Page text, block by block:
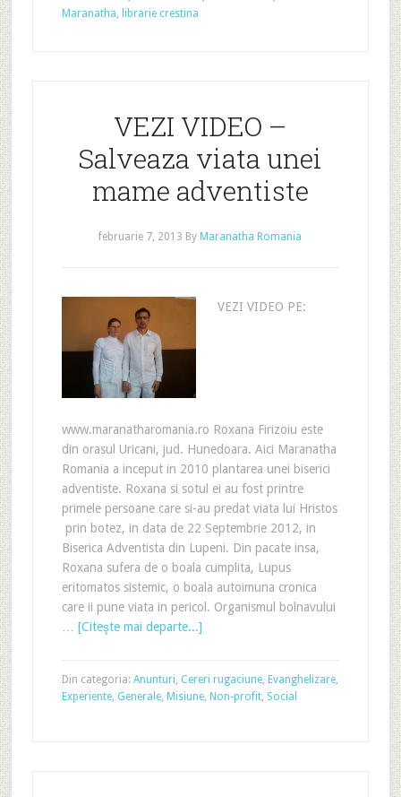
Maranatha, librarie crestina
VEZI VIDEO –
Salveaza viata unei
mame adventiste
februarie 7, 2013 By Maranatha Romania
VEZI VIDEO PE:
www.maranatharomania.ro Roxana Firizoiu este
din orasul Uricani, jud. Hunedoara. Aici Maranatha
Romania a inceput in 2010 plantarea unei biserici
adventiste. Roxana si sotul ei au fost printre
primele persoane care si-au predat viata lui Hristos
prin botez, in data de 22 Septembrie 2012, in
Biserica Adventista din Lupeni. Din pacate insa,
Roxana sufera de o boala cumplita, Lupus
eritomatos sistemic, o boala autoimuna cronica
care ii pune viata in pericol. Organismul bolnavului
[Citeşte mai departe...]
Din categoria: Anunturi Cereri rugaciune, Evanghelizare,
Experiente, Generale, Misiune, Non-profit, Social